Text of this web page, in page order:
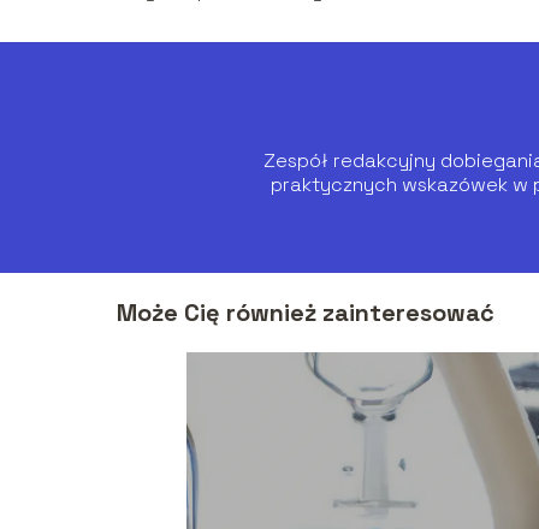
Zespół redakcyjny
praktycznych wskazówek w
Może Cię również zainteresować